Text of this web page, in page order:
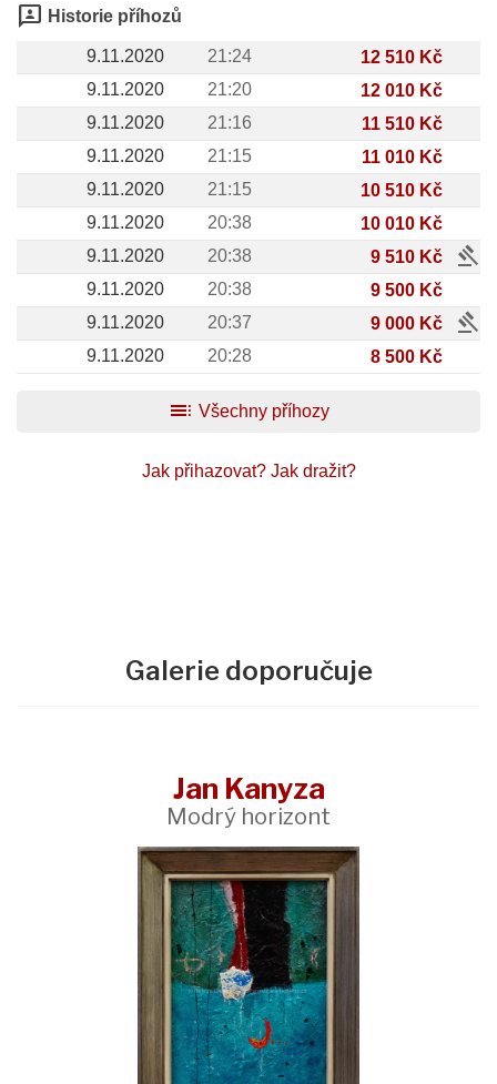
3p Historie příhozů
9.11.2020 21:24
12 510 Kč
9.11.2020
21:20
12 010 Kč
9.11.2020
21:16
11 510 Kč
9.11.2020
21:15
11 010 Kč
9.11.2020
21:15
10 510 Kč
9.11.2020
20:38
10 010 Kč
9.11.2020
20:38 9 510 Kč gavel
9.11.2020 20:38
9 500 Kč
9.11.2020
20:37 9 000 Kč gavel
9.11.2020 20:28 8 500 Kč
toc Všechny příhozy
Jak přihazovat? Jak dražit?
Galerie doporučuje
Jan Kanyza
Modrý horizont